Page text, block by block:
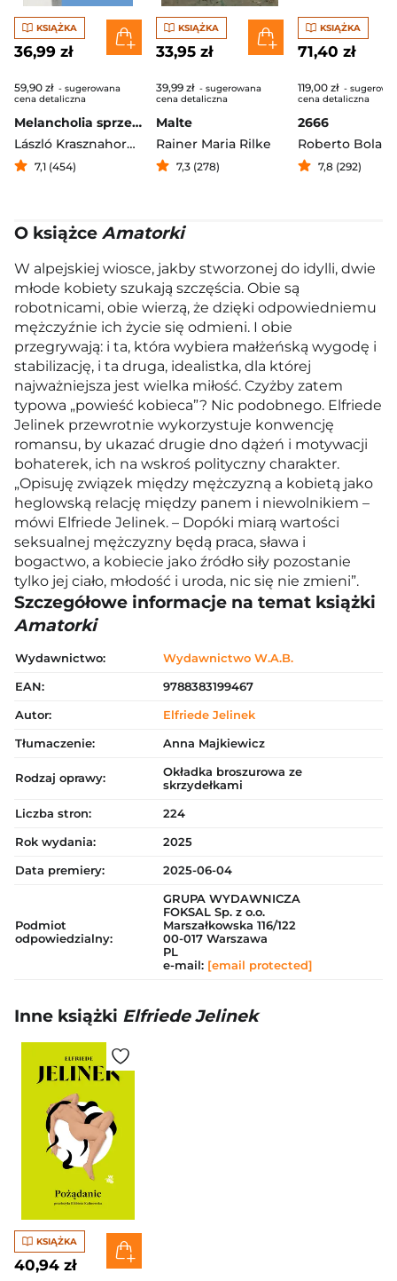
KSIĄŻKA
36,99 zł
59,90 zł - sugerowana
cena detaliczna
Melancholia sprzeciwu
László Krasznahorkai
7,1 (454)
KSIĄŻKA
33,95 zł
39,99 zł - sugerowana
cena detaliczna
Malte
Rainer Maria Rilke
7,3 (278)
KSIĄŻKA
71,40 zł
119,00 zł -
cena detaliczna
2666
Roberto
7,8 (292)
O książce Amatorki
W alpejskiej wiosce, jakby stworzonej do idylli, dwie
młode kobiety szukają szczęścia. Obie są
robotnicami, obie wierzą, że dzięki odpowiedniemu
mężczyźnie ich życie się odmieni. I obie
przegrywają: i ta, która wybiera małżeńską wygodę i
stabilizację, i ta druga, idealistka, dla której
najważniejsza jest wielka miłość. Czyżby zatem
typowa „powieść kobieca”? Nic podobnego. Elfriede
Jelinek przewrotnie wykorzystuje konwencję
romansu, by ukazać drugie dno dążeń i motywacji
bohaterek, ich na wskroś polityczny charakter.
„Opisuję związek między mężczyzną a kobietą jako
heglowską relację między panem i niewolnikiem –
mówi Elfriede Jelinek. – Dopóki miarą wartości
seksualnej mężczyzny będą praca, sława i
bogactwo, a kobiecie jako źródło siły pozostanie
tylko jej ciało, młodość i uroda, nic się nie zmieni”.
Szczegółowe informacje na temat książki
Amatorki
Wydawnictwo:
Wydawnictwo W.A.B.
EAN:
9788383199467
Autor:
Elfriede Jelinek
Tłumaczenie:
Anna Majkiewicz
Rodzaj oprawy:
Okładka broszurowa ze
skrzydełkami
Liczba stron:
224
Rok wydania:
2025
Data premiery:
2025-06-04
Podmiot
odpowiedzialny:
GRUPA WYDAWNICZA
FOKSAL Sp. z o.o.
Marszałkowska 116/122
00-017 Warszawa
PL
e-mail: [email protected]
Inne książki Elfriede Jelinek
KSIĄŻKA
40,94 zł